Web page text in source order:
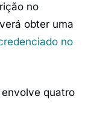
no
obter uma
no
quatro